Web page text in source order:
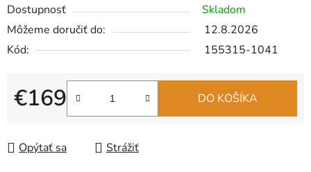
Dostupnosť
Skladom
Môžeme doručiť do:
12.8.2026
Kód:
155315-1041
€169
Jednotková cena:
DO KOŠÍKA
Opýtať sa Strážiť